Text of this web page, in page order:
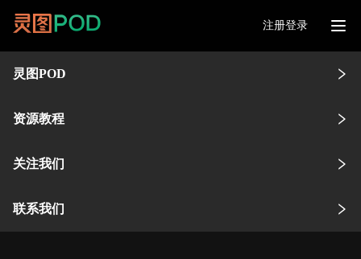
注册登录
灵图POD
资源教程
关注我们
联系我们